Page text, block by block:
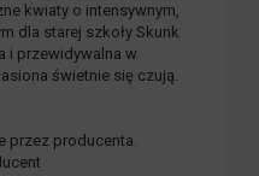
kwiaty o intensywnym,
dla starej szkoły Skunk
i przewidywalna w
świetnie się czują.
przez producenta.